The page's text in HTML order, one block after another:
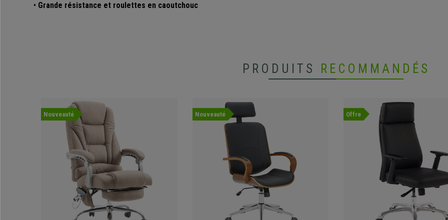
• Grande résistance et roulettes en caoutchouc
PRODUITS RECOMMANDÉS
Nouveauté Nouveauté Offre